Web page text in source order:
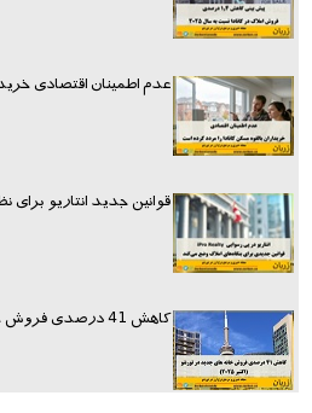
عدم اطمینان اقتصادی
قوانین جدید انتاریو برای
کاهش 41 درصدی فروش خانه در تورنتو